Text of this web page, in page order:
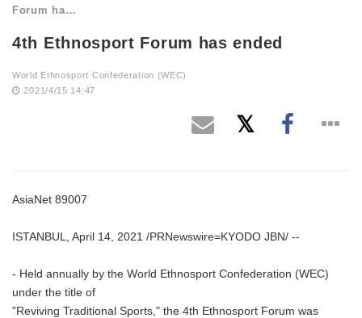
Forum ha…
4th Ethnosport Forum has ended
World Ethnosport Confederation (WEC)
2021/4/15 14:47
AsiaNet 89007
ISTANBUL, April 14, 2021 /PRNewswire=KYODO JBN/ --
- Held annually by the World Ethnosport Confederation (WEC)
under the title of
"Reviving Traditional Sports," the 4th Ethnosport Forum was